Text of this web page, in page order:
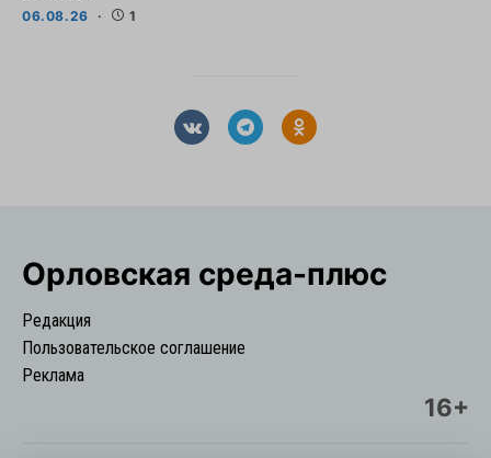
06.08.26 1
Орловская cреда-плюс
Редакция
Пользовательское соглашение
Реклама
16+